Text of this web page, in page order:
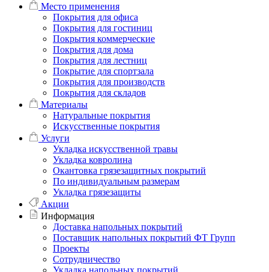
Место применения
Покрытия для офиса
Покрытия для гостиниц
Покрытия коммерческие
Покрытия для дома
Покрытия для лестниц
Покрытие для спортзала
Покрытия для производств
Покрытия для складов
Материалы
Натуральные покрытия
Искусственные покрытия
Услуги
Укладка искусственной травы
Укладка ковролина
Окантовка грязезащитных покрытий
По индивидуальным размерам
Укладка грязезащиты
Акции
Информация
Доставка напольных покрытий
Поставщик напольных покрытий ФТ Групп
Проекты
Сотрудничество
Укладка напольных покрытий